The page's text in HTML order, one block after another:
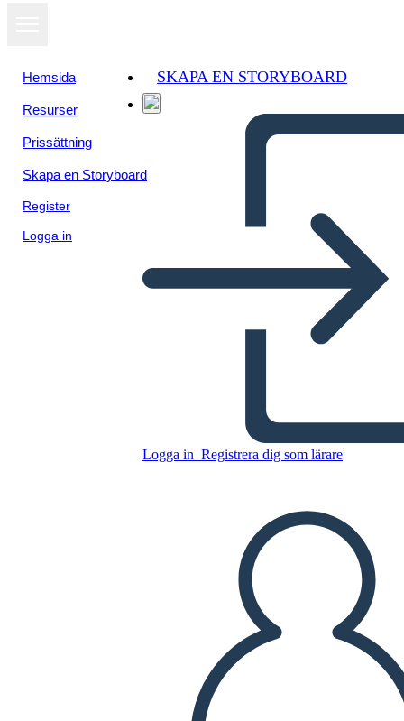
Hemsida
Resurser
Prissättning
Skapa en Storyboard
Register
Logga in
SKAPA EN STORYBOARD
Logga in Registrera dig som lärare
Kopiera denna storyboard
SPELA UPP BILDSPEL
LÄS FÖR MIG